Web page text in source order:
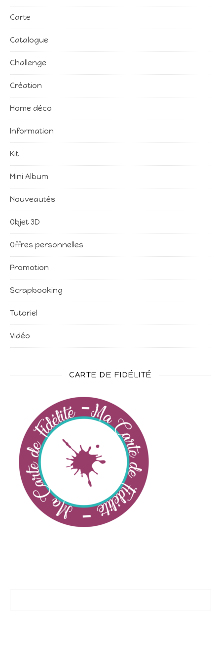
Carte
Catalogue
Challenge
Création
Home déco
Information
Kit
Mini Album
Nouveautés
Objet 3D
Offres personnelles
Promotion
Scrapbooking
Tutoriel
Vidéo
CARTE DE FIDÉLITÉ